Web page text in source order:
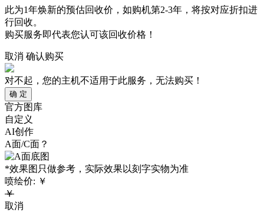
此为1年焕新的预估回收价，如购机第2-3年，将按对应折扣进
行回收。
购买服务即代表您认可该回收价格！
取消 确认购买
对不起，您的主机不适用于此服务，无法购买！
确 定
官方图库
自定义
AI创作
A面/C面？
*效果图只做参考，实际效果以刻字实物为准
喷绘价: ￥
￥
取消